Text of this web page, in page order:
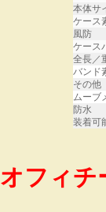
本体サ
ケース
風防
ケース
全長／
バンド
その他
ムーブ
防水
装着可
オフィチ